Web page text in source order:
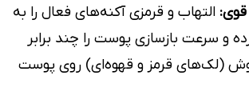
قوی: التهاب و قرمزی آکنه‌های فعال را به
و سرعت بازسازی پوست را چند برابر
(لک‌های قرمز و قهوه‌ای) روی پوست